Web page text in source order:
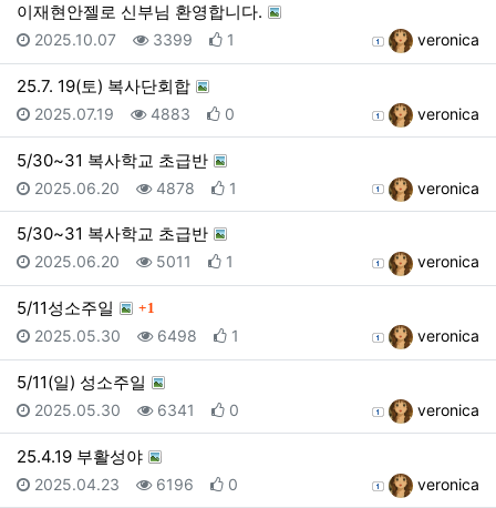
이재현안젤로 신부님 환영합니다.
등록자 veronica
등록일
2025.10.07 조회
3399 추천
1
25.7. 19(토) 복사단회합
등록자 veronica
등록일
2025.07.19 조회
4883 추천
0
5/30~31 복사학교 초급반
등록자 veronica
등록일
2025.06.20 조회
4878 추천
1
5/30~31 복사학교 초급반
등록자 veronica
등록일
2025.06.20 조회
5011 추천
1
5/11성소주일 댓글
1
등록자 veronica
등록일
2025.05.30 조회
6498 추천
1
5/11(일) 성소주일
등록자 veronica
등록일
2025.05.30 조회
6341 추천
0
25.4.19 부활성야
등록자 veronica
등록일
2025.04.23 조회
6196 추천
0